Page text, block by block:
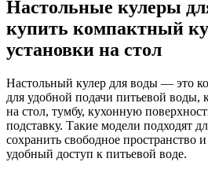
Настольные кулеры
купить компактный
установки на стол
Настольный кулер для воды — это
для удобной подачи питьевой воды,
на стол, тумбу, кухонную
подставку. Такие модели подходят
сохранить свободное пространство
удобный доступ к питьевой воде.